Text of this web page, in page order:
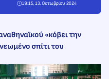
19:15, 13. Οκτωβρίου 2024
«κόβει την
σπίτι του